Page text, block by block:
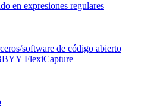
en expresiones regulares
software de código abierto
FlexiCapture